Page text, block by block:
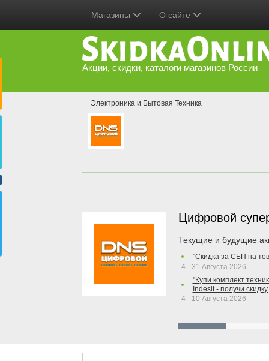
Магазины О сайте
Акции, скидки, каталоги магазинов России
Электроника и Бытовая Техника
Цифровой
Текущие и будущие
"Скидка за СБП на
4 - 31 Августа 2026
"Купи комплект
Indesit - получи
4 - 10 Августа 2026